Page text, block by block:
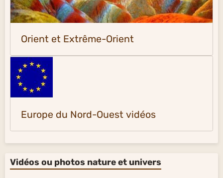
Orient et Extrême-Orient
Europe du Nord-Ouest vidéos
Vidéos ou photos nature et univers